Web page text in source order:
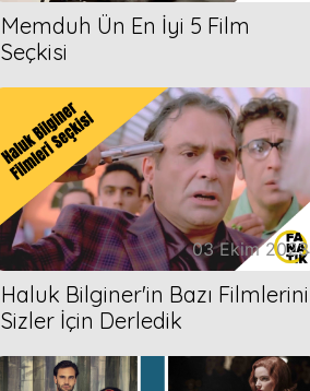
Memduh Ün En İyi 5 Film
Seçkisi
03 Ekim 2023
Haluk Bilginer'in Bazı Filmlerini
Sizler İçin Derledik